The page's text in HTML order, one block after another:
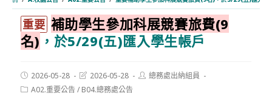
重要 補助學生參加科展競賽旅費(9
名) ，於5/29(五)匯入學生帳戶
Post
published:
2026-05-28
Post
modified:
2026-05-28
Post總務處出納組員
PostA02.重要公告/ B04.總務處公告